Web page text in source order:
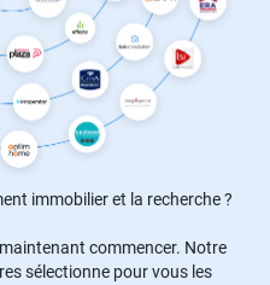
immobilier et la recherche ?
commencer. Notre
sélectionne pour vous les